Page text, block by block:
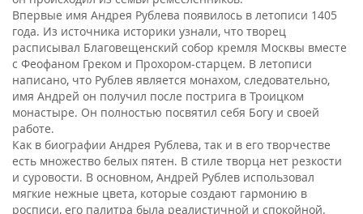
Впервые имя Андрея Рублева появилось в летописи 1405
года. Из источника историки узнали, что творец
расписывал Благовещенский собор кремля Москвы вместе
с Феофаном Греком и Прохором-старцем. В летописи
написано, что Рублев является монахом, следовательно,
имя Андрей он получил после пострига в Троицком
монастыре. Он полностью посвятил себя Богу и своей
работе.
Как в биографии Андрея Рублева, так и в его творчестве
есть множество белых пятен. В стиле творца нет резкости
и суровости. В основном, Андрей Рублев использовал
мягкие нежные цвета, которые создают гармонию в
росписи, его палитра была реалистичной и спокойной.